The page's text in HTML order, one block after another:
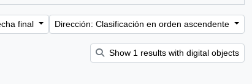
final Dirección: Clasificación en orden ascendente
Show 1 results with digital objects